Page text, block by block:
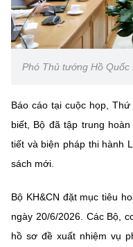
Năng lượng nguyên
Voice
Nhiệm vụ trọng tâm
Chọn ngôn ngữ
Phó Thủ tướng Hồ Quốc
Báo cáo tại cuộc họp,
biết, Bộ đã tập trung
tiết và biện pháp thi hành
sách mới.
Bộ KH&CN đặt mục tiêu
ngày 20/6/2026. Các Bộ,
hồ sơ đề xuất nhiệm vụ